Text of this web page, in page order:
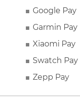
Google Pay
Garmin Pay
Xiaomi Pay
Swatch Pay
Zepp Pay